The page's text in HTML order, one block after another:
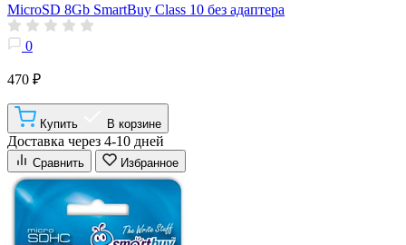
MicroSD 8Gb SmartBuy Class 10 без адаптера
0
470 ₽
Купить В корзине
Доставка через 4-10 дней
Сравнить Избранное